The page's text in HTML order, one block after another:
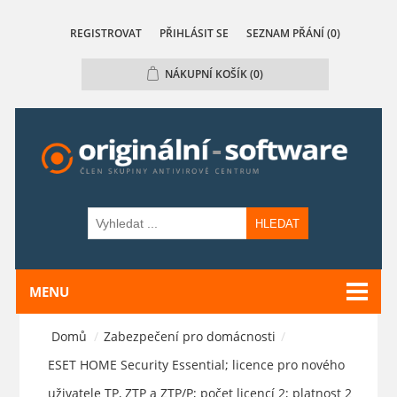
REGISTROVAT PŘIHLÁSIT SE SEZNAM PŘÁNÍ (0)
NÁKUPNÍ KOŠÍK(0)
HLEDAT
MENU
Domů / Zabezpečení pro domácnosti /
ESET HOME Security Essential; licence pro nového
uživatele TP, ZTP a ZTP/P; počet licencí 2; platnost 2